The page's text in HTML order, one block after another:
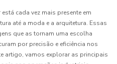
cada vez mais presente em
até a moda e a arquitetura. Essas
que as tornam uma escolha
por precisão e eficiência nos
artigo, vamos explorar as principais